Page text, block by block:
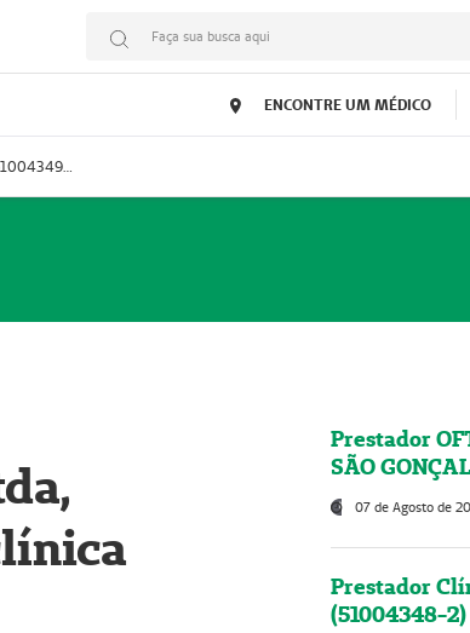
Faça sua busca aqui
ENCONTRE UM MÉDICO
Prestador: Vipmed Clínica Geral Ltda, 51004349-0 (Nome Fantasia: Policlínica Master)
Prestador
SÃO
07 de Agosto de
Prestador
(51004348-2)